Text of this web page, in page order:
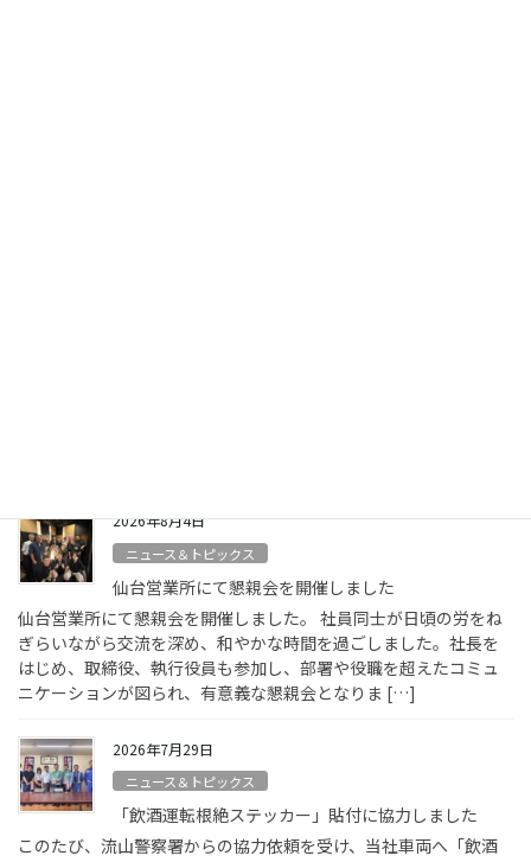
2026年8月4日
ニュース＆トピックス
仙台営業所にて懇親会を開催しました
仙台営業所にて懇親会を開催しました。 社員同士が日頃の労をね
ぎらいながら交流を深め、和やかな時間を過ごしました。社長を
はじめ、取締役、執行役員も参加し、部署や役職を超えたコミュ
ニケーションが図られ、有意義な懇親会となりま […]
2026年7月29日
ニュース＆トピックス
「飲酒運転根絶ステッカー」貼付に協力しました
このたび、流山警察署からの協力依頼を受け、当社車両へ「飲酒